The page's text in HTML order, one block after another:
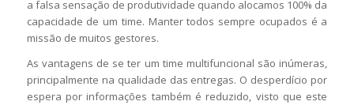
a falsa sensação de produtividade quando alocamos 100% da
capacidade de um time. Manter todos sempre ocupados é a
missão de muitos gestores.
As vantagens de se ter um time multifuncional são inúmeras,
principalmente na qualidade das entregas. O desperdício por
espera por informações também é reduzido, visto que este